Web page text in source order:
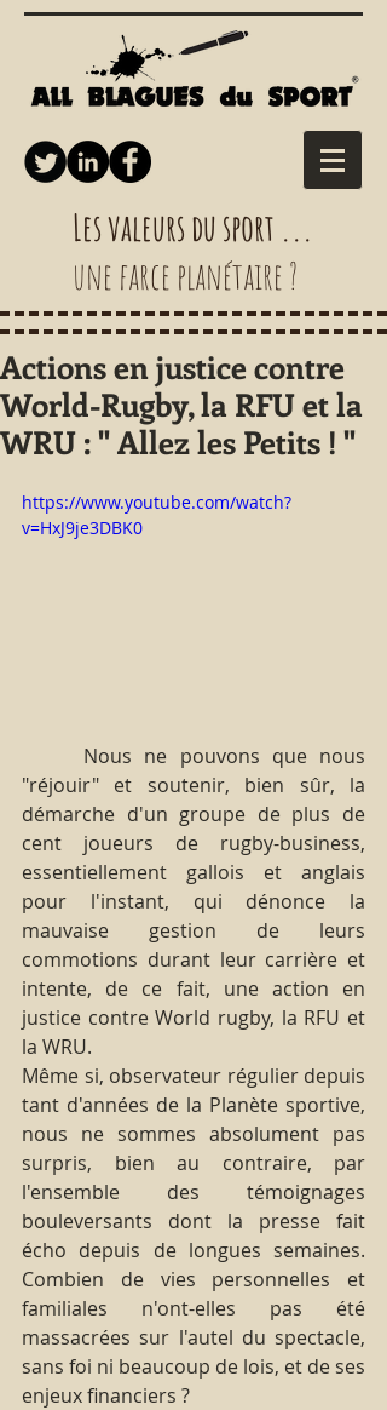
Les valeurs du sport ...
une farce planétaire ?
Actions en justice contre
World-Rugby, la RFU et la
WRU : " Allez les Petits ! "
https://www.youtube.com/watch?
v=HxJ9je3DBK0
"réjouir" et soutenir, bien sûr, la
démarche d'un groupe de plus de
cent joueurs de rugby-business,
essentiellement gallois et anglais
pour l'instant, qui dénonce la
mauvaise gestion de leurs
commotions durant leur carrière et
intente, de ce fait, une action en
justice contre World rugby, la RFU et
la WRU.
Même si, observateur régulier depuis
tant d'années de la Planète sportive,
nous ne sommes absolument pas
surpris, bien au contraire, par
l'ensemble des témoignages
bouleversants dont la presse fait
écho depuis de longues semaines.
Combien de vies personnelles et
familiales n'ont-elles pas été
massacrées sur l'autel du spectacle,
sans foi ni beaucoup de lois, et de ses
enjeux financiers ?